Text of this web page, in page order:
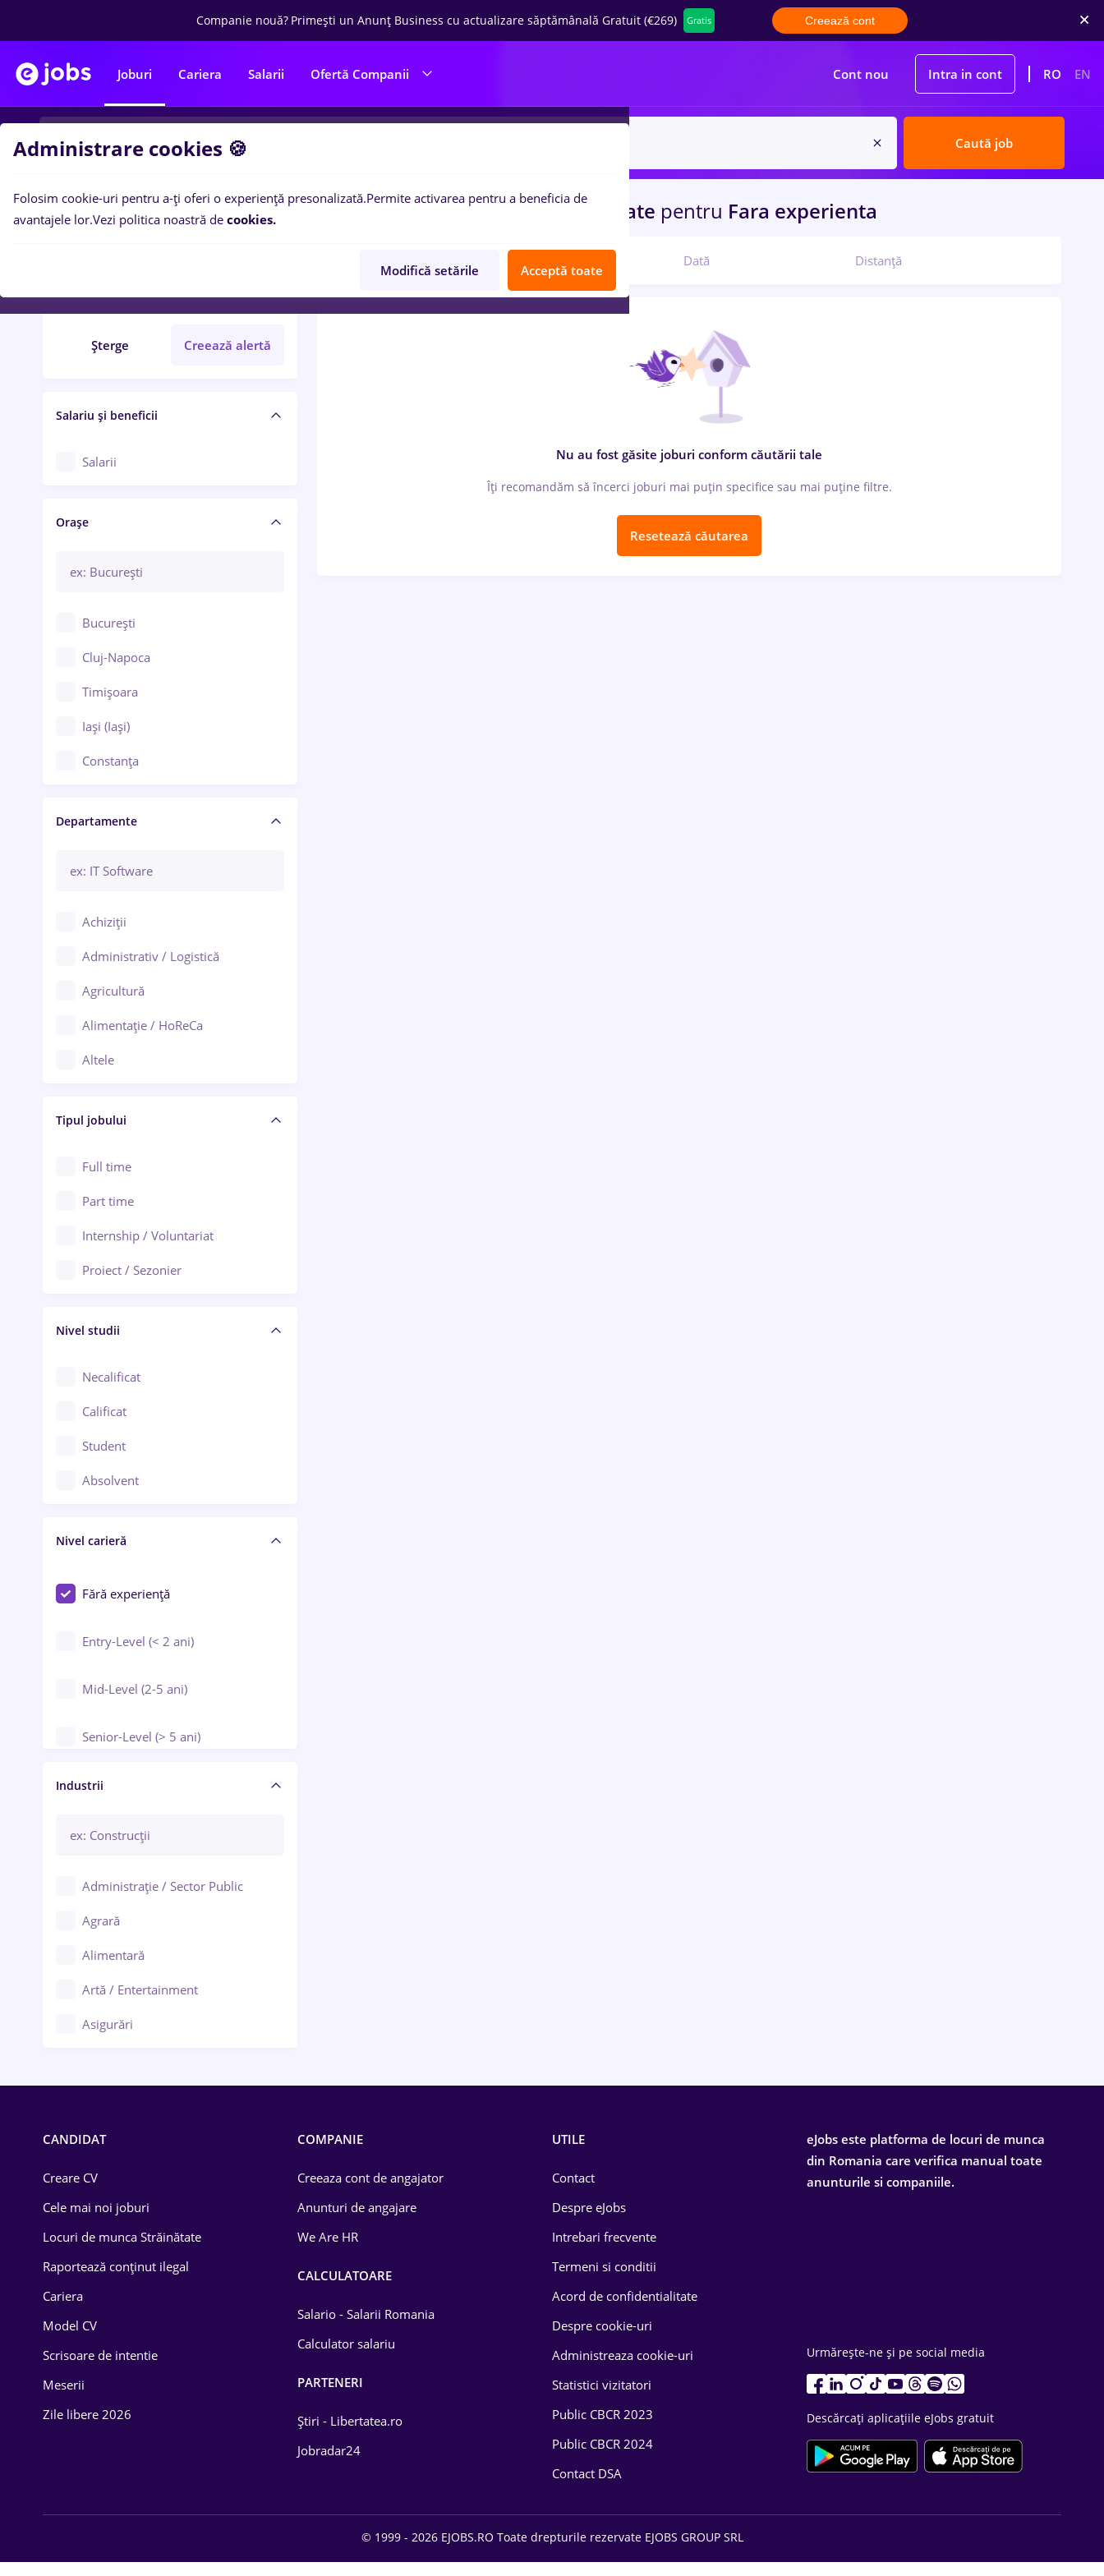
Companie nouă? Primești un Anunț Business cu actualizare săptămânală Gratuit (€269) Gratis Creează cont
Joburi Cariera Salarii Ofertă Companii Cont nou Intra in cont RO EN
Caută job
Filtre
Șterge Creează alertă
Salariu și beneficii
Salarii
Orașe
București
Cluj-Napoca
Timișoara
Iași (Iași)
Constanța
Brașov
Bacău
Galați (Galați)
Ploiești
Arad
Baia Mare
Bârlad
Bistrița (Bistrița-Năsăud)
Departamente
Achiziții
Administrativ / Logistică
Agricultură
Alimentație / HoReCa
Altele
Asigurări
Au pair / Babysitter / Curățenie
Audit / Consultanță
Auto / Echipamente
Automatizări
Cercetare - dezvoltare
Chimie / Biochimie
Confecții / Design vestimentar
Construcții / Instalații
Controlul calității
Educație / Training / Arte
Tipul jobului
Full time
Part time
Internship / Voluntariat
Proiect / Sezonier
Nivel studii
Necalificat
Calificat
Student
Absolvent
Nivel carieră
Fără experiență
Entry-Level (< 2 ani)
Mid-Level (2-5 ani)
Senior-Level (> 5 ani)
Manager / Executiv
Industrii
Administrație / Sector Public
Agrară
Alimentară
Artă / Entertainment
Asigurări
Drept
Educație / Training
Energetică
Farma
0locuri de muncaawsinStrainatate pentru Fara experienta
Dată Distanță
Nu au fost găsite joburi conform căutării tale
Îți recomandăm să încerci joburi mai puțin specifice sau mai puține filtre.
Resetează căutarea
CANDIDAT
Creare CV
Cele mai noi joburi
Locuri de munca Străinătate
Raportează conținut ilegal
Cariera
Model CV
Scrisoare de intentie
Meserii
Zile libere 2026
COMPANIE
Creeaza cont de angajator
Anunturi de angajare
We Are HR
CALCULATOARE
Salario - Salarii Romania
Calculator salariu
PARTENERI
Știri - Libertatea.ro
Jobradar24
UTILE
Contact
Despre eJobs
Intrebari frecvente
Termeni si conditii
Acord de confidentialitate
Despre cookie-uri
Administreaza cookie-uri
Statistici vizitatori
Public CBCR 2023
Public CBCR 2024
Contact DSA
eJobs este platforma de locuri de munca
din Romania care verifica manual toate
anunturile si companiile.
Urmărește-ne și pe social media
Descărcați aplicațiile eJobs gratuit
© 1999 - 2026 EJOBS.RO Toate drepturile rezervate EJOBS GROUP SRL
Administrare cookies 🍪
Folosim cookie-uri pentru a-ți oferi o experiență presonalizată.Permite activarea pentru a beneficia de
avantajele lor.Vezi politica noastră de cookies.
Modifică setările Acceptă toate